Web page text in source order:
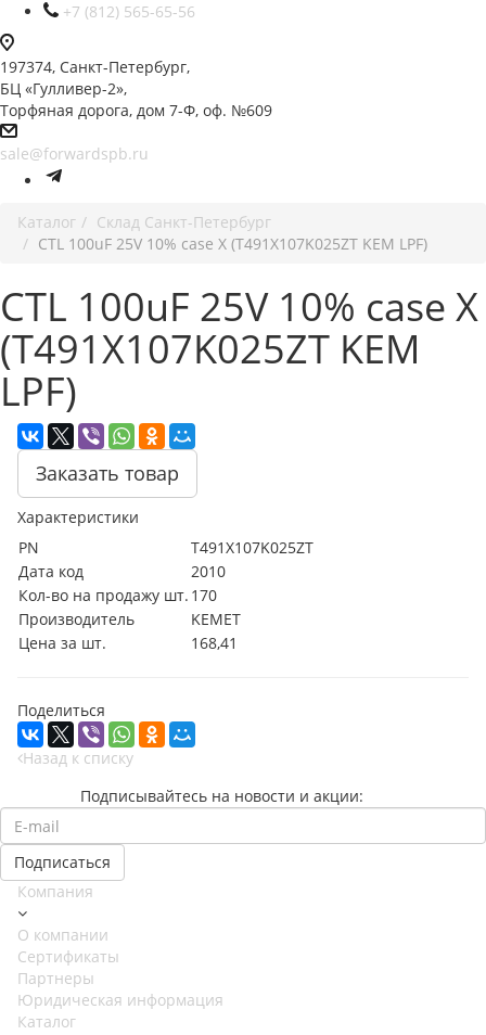
+7 (812) 565-65-56
197374, Санкт-Петербург,
БЦ «Гулливер-2»,
Торфяная дорога, дом 7-Ф, оф. №609
sale@forwardspb.ru
Каталог
Cклад Санкт-Петербург
CTL 100uF 25V 10% case X (T491X107K025ZT KEM LPF)
CTL 100uF 25V 10% case X
(T491X107K025ZT KEM
LPF)
Заказать товар
Характеристики
PN
T491X107K025ZT
Дата код
2010
Кол-во на продажу шт. 170
Производитель
KEMET
Цена за шт.
168,41
Поделиться
Назад к списку
Подписывайтесь на новости и акции:
Компания
О компании
Сертификаты
Партнеры
Юридическая информация
Каталог